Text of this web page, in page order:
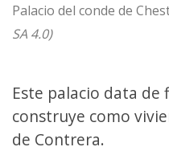
Palacio del conde de
SA 4.0)
Este palacio data de
construye como
de Contrera.